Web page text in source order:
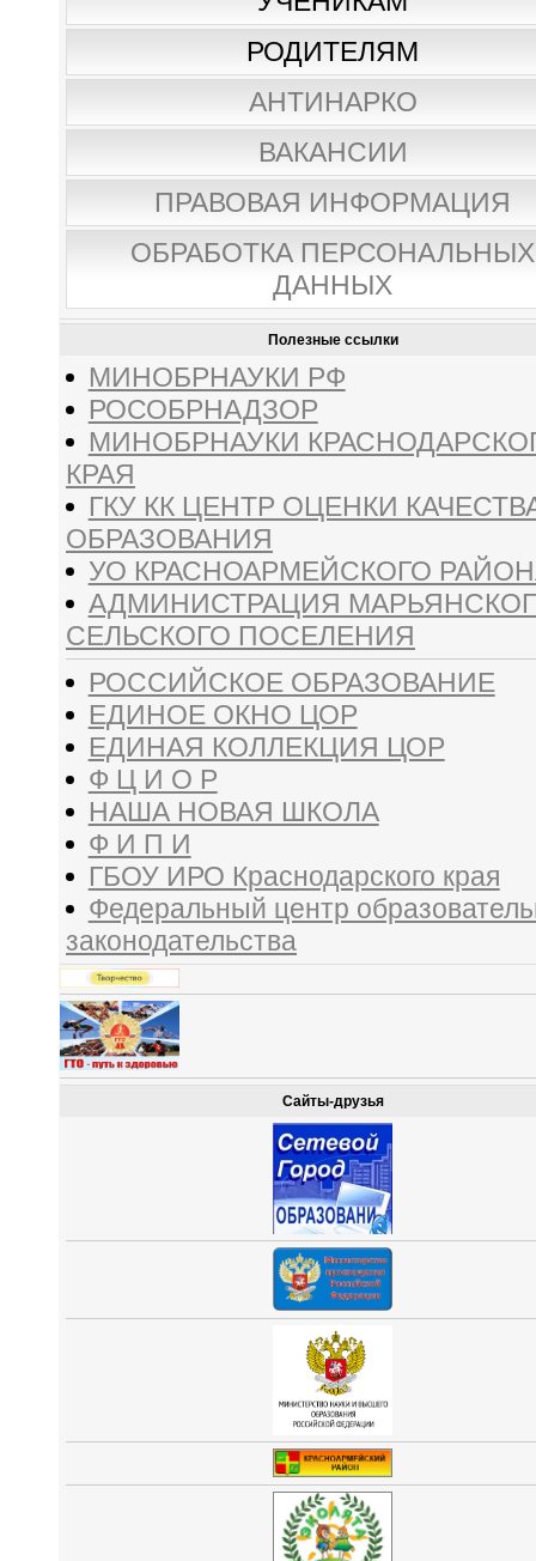
РОДИТЕЛЯМ
АНТИНАРКО
ВАКАНСИИ
ПРАВОВАЯ ИНФОРМАЦИЯ
ОБРАБОТКА ПЕРСОНАЛЬНЫХ
ДАННЫХ
Полезные ссылки
МИНОБРНАУКИ РФ
РОСОБРНАДЗОР
МИНОБРНАУКИ
КРАЯ
ГКУ КК ЦЕНТР ОЦЕНКИ
ОБРАЗОВАНИЯ
УО КРАСНОАРМЕЙСКОГО
АДМИНИСТРАЦИЯ
СЕЛЬСКОГО ПОСЕЛЕНИЯ
РОССИЙСКОЕ ОБРАЗОВАНИЕ
ЕДИНОЕ ОКНО ЦОР
ЕДИНАЯ КОЛЛЕКЦИЯ ЦОР
Ф Ц И О Р
НАША НОВАЯ ШКОЛА
Ф И П И
ГБОУ ИРО Краснодарского края
Федеральный центр
законодательства
Сайты-друзья